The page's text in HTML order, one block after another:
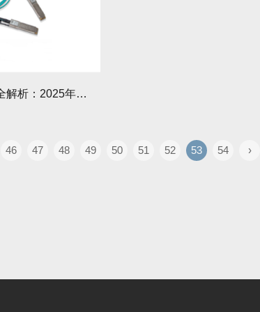
InfiniBand线缆技术全解析：2025年高性能网络互联方案
46 47 48 49 50 51 52 53 54 ›